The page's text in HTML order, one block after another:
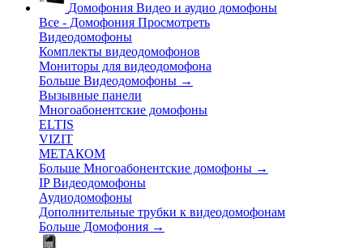
Домофония Видео и аудио домофоны
Все - Домофония Просмотреть
Видеодомофоны
Комплекты видеодомофонов
Мониторы для видеодомофона
Больше Видеодомофоны →
Вызывные панели
Многоабонентские домофоны
ELTIS
VIZIT
МЕТАКОМ
Больше Многоабонентские домофоны →
IP Видеодомофоны
Аудиодомофоны
Дополнительные трубки к видеодомофонам
Больше Домофония →